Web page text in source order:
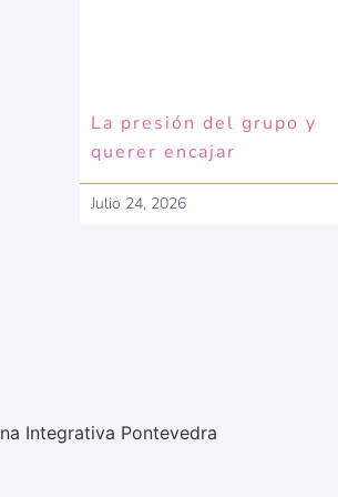
La presión del grupo y
querer encajar
Julio 24, 2026